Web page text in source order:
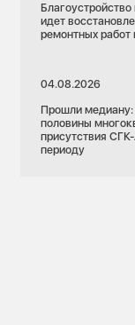
идет
ремонтных работ
04.08.2026
Прошли медиану:
половины
присутствия
периоду